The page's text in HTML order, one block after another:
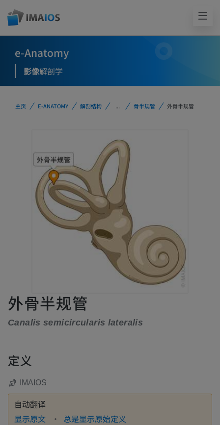
e-Anatomy
影像解剖学
主页 E-ANATOMY 解剖结构 ... 骨半规管 外骨半规管
外骨半规管
Canalis semicircularis lateralis
定义
IMAIOS
自动翻译
显示原文 总是显示原始定义